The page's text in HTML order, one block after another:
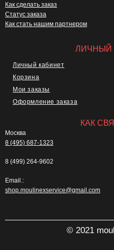
Как сделать заказ
Статус заказа
Как стать нашим партнером
ЛИЧНЫЙ
Личный кабинет
Корзина
Мои заказы
Оформление заказа
КАК
Москва
8 (495) 687-1323
8 (499) 264-9602
Email.:
shop.moulinexservice@gmail.com
© 2021